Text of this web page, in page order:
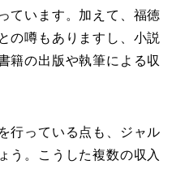
ています。加えて、福徳
との噂もありますし、小説
籍の出版や執筆による収
行っている点も、ジャル
う。こうした複数の収入